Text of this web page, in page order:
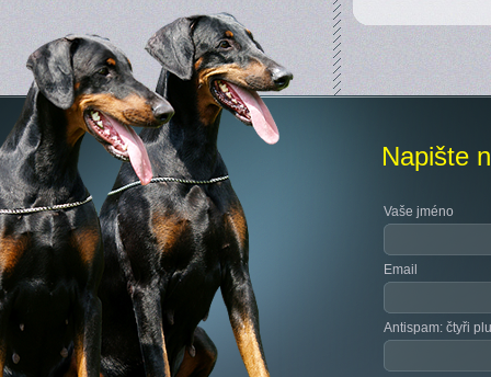
Napište
Vaše jméno
Email
Antispam: čtyři